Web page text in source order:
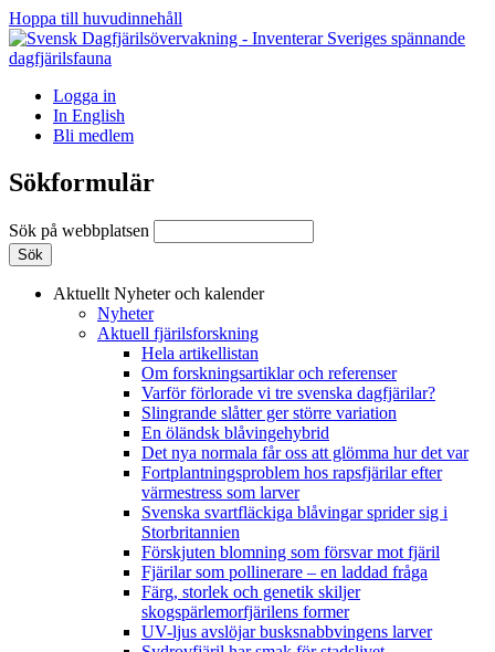
Hoppa till huvudinnehåll
Logga in
In English
Bli medlem
Sökformulär
Sök på webbplatsen
Aktuellt Nyheter och kalender
Nyheter
Aktuell fjärilsforskning
Hela artikellistan
Om forskningsartiklar och referenser
Varför förlorade vi tre svenska dagfjärilar?
Slingrande slåtter ger större variation
En öländsk blåvingehybrid
Det nya normala får oss att glömma hur det var
Fortplantningsproblem hos rapsfjärilar efter
värmestress som larver
Svenska svartfläckiga blåvingar sprider sig i
Storbritannien
Förskjuten blomning som försvar mot fjäril
Fjärilar som pollinerare – en laddad fråga
Färg, storlek och genetik skiljer
skogspärlemorfjärilens former
UV-ljus avslöjar busksnabbvingens larver